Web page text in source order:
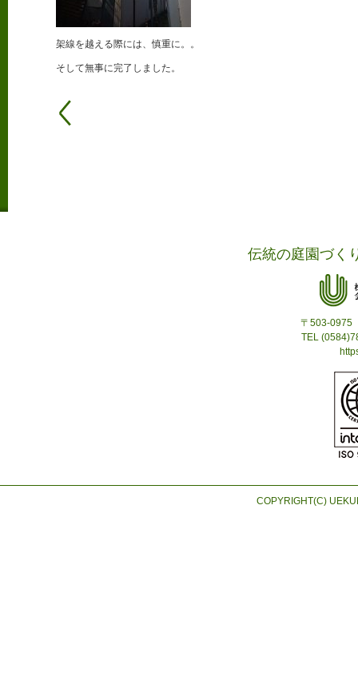
架線を越える際には、慎重に。。
そして無事に完了しました。
伝統の庭園づく
〒503-0975
TEL
COPYRIGHT(C)